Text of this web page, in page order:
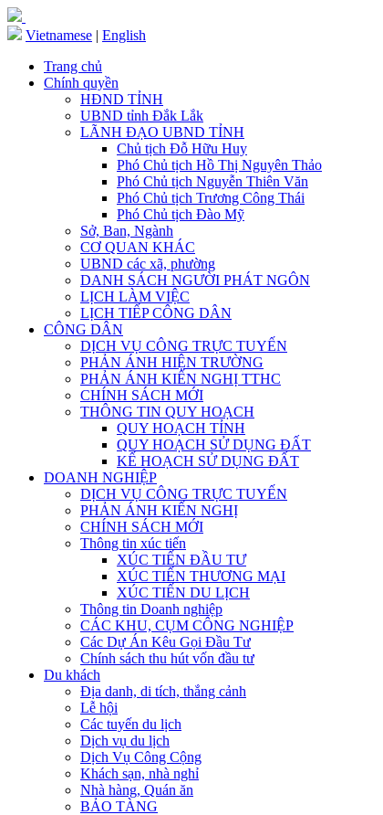
Vietnamese | English
Trang chủ
Chính quyền
HĐND TỈNH
UBND tỉnh Đắk Lắk
LÃNH ĐẠO UBND TỈNH
Chủ tịch Đỗ Hữu Huy
Phó Chủ tịch Hồ Thị Nguyên Thảo
Phó Chủ tịch Nguyễn Thiên Văn
Phó Chủ tịch Trương Công Thái
Phó Chủ tịch Đào Mỹ
Sở, Ban, Ngành
CƠ QUAN KHÁC
UBND các xã, phường
DANH SÁCH NGƯỜI PHÁT NGÔN
LỊCH LÀM VIỆC
LỊCH TIẾP CÔNG DÂN
CÔNG DÂN
DỊCH VỤ CÔNG TRỰC TUYẾN
PHẢN ÁNH HIỆN TRƯỜNG
PHẢN ÁNH KIẾN NGHỊ TTHC
CHÍNH SÁCH MỚI
THÔNG TIN QUY HOẠCH
QUY HOẠCH TỈNH
QUY HOẠCH SỬ DỤNG ĐẤT
KẾ HOẠCH SỬ DỤNG ĐẤT
DOANH NGHIỆP
DỊCH VỤ CÔNG TRỰC TUYẾN
PHẢN ÁNH KIẾN NGHỊ
CHÍNH SÁCH MỚI
Thông tin xúc tiến
XÚC TIẾN ĐẦU TƯ
XÚC TIẾN THƯƠNG MẠI
XÚC TIẾN DU LỊCH
Thông tin Doanh nghiệp
CÁC KHU, CỤM CÔNG NGHIỆP
Các Dự Án Kêu Gọi Đầu Tư
Chính sách thu hút vốn đầu tư
Du khách
Địa danh, di tích, thắng cảnh
Lễ hội
Các tuyến du lịch
Dịch vụ du lịch
Dịch Vụ Công Cộng
Khách sạn, nhà nghỉ
Nhà hàng, Quán ăn
BẢO TÀNG